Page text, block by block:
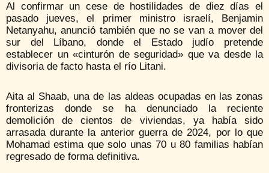
Al confirmar un cese de hostilidades de diez días el
pasado jueves, el primer ministro israelí, Benjamin
Netanyahu, anunció también que no se van a mover del
sur del Líbano, donde el Estado judío pretende
establecer un «cinturón de seguridad» que va desde la
divisoria de facto hasta el río Litani.
Aita al Shaab, una de las aldeas ocupadas en las zonas
fronterizas donde se ha denunciado la reciente
demolición de cientos de viviendas, ya había sido
arrasada durante la anterior guerra de 2024, por lo que
Mohamad estima que solo unas 70 u 80 familias habían
regresado de forma definitiva.